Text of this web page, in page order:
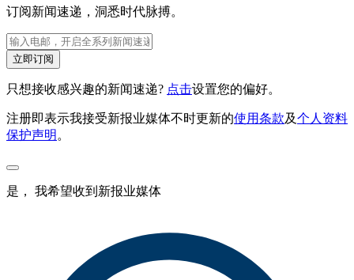
订阅新闻速递，洞悉时代脉搏。
立即订阅
只想接收感兴趣的新闻速递? 点击设置您的偏好。
注册即表示我接受新报业媒体不时更新的使用条款及个人资料
保护声明 。
是， 我希望收到新报业媒体